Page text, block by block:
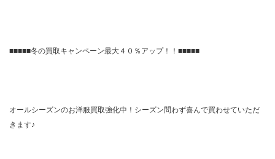
■■■■■冬の買取キャンペーン最大４０％アップ！！■■■■■
オールシーズンのお洋服買取強化中！シーズン問わず喜んで買わせていただ
きます♪